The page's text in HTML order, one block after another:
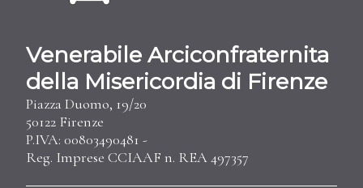
Venerabile Arciconfraternita
della Misericordia di Firenze
Piazza Duomo, 19/20
50122 Firenze
P.IVA: 00803490481 -
Reg. Imprese CCIAAF n. REA 497357